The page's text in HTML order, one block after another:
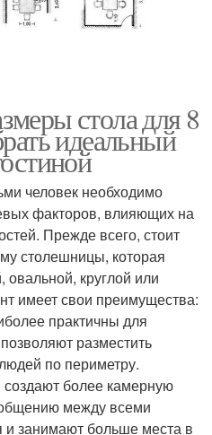
стола для 8
идеальный
человек необходимо
факторов, влияющих на
Прежде всего, стоит
столешницы, которая
круглой или
имеет свои преимущества:
практичны для
разместить
по периметру.
более камерную
между всеми
и занимают больше места в